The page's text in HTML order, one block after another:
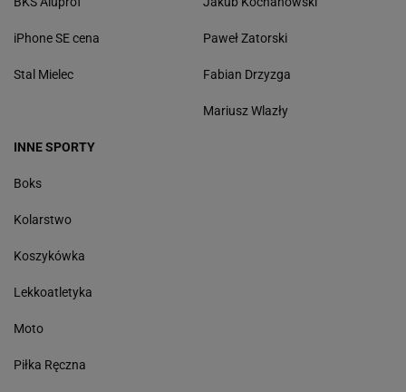
iPhone SE cena
Stal Mielec
Paweł Zatorski
Fabian Drzyzga
Mariusz Wlazły
INNE SPORTY
Boks
Kolarstwo
Koszykówka
Lekkoatletyka
Moto
Piłka Ręczna